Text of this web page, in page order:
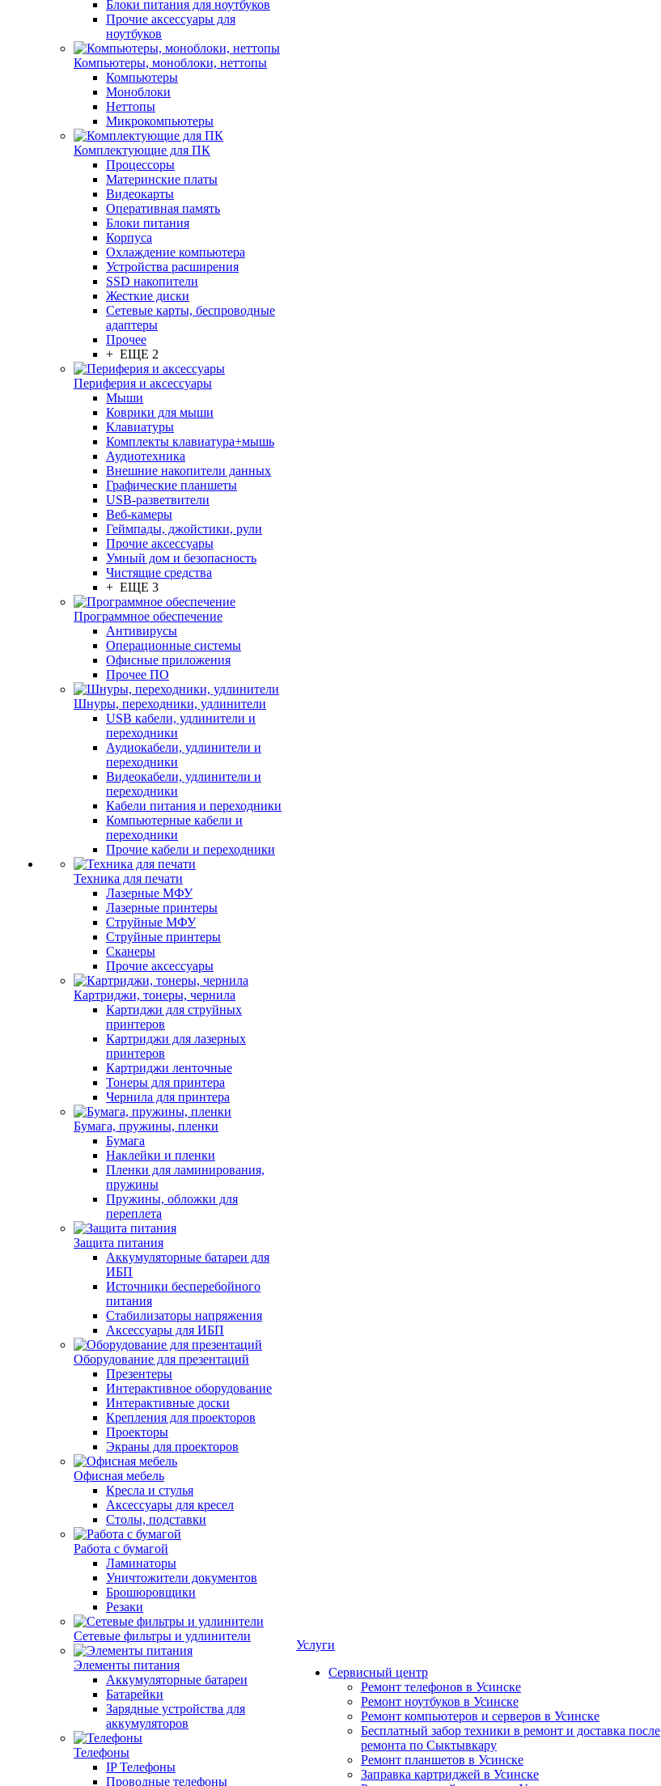
Блоки питания для ноутбуков
Прочие аксессуары для
ноутбуков
Компьютеры, моноблоки, неттопы
Компьютеры
Моноблоки
Неттопы
Микрокомпьютеры
Комплектующие для ПК
Процессоры
Материнские платы
Видеокарты
Оперативная память
Блоки питания
Корпуса
Охлаждение компьютера
Устройства расширения
SSD накопители
Жесткие диски
Сетевые карты, беспроводные
адаптеры
Прочее
+ ЕЩЕ 2
Периферия и аксессуары
Мыши
Коврики для мыши
Клавиатуры
Комплекты клавиатура+мышь
Аудиотехника
Внешние накопители данных
Графические планшеты
USB-разветвители
Веб-камеры
Геймпады, джойстики, рули
Прочие аксессуары
Умный дом и безопасность
Чистящие средства
+ ЕЩЕ 3
Программное обеспечение
Антивирусы
Операционные системы
Офисные приложения
Прочее ПО
Шнуры, переходники, удлинители
USB кабели, удлинители и
переходники
Аудиокабели, удлинители и
переходники
Видеокабели, удлинители и
переходники
Кабели питания и переходники
Компьютерные кабели и
переходники
Прочие кабели и переходники
Техника для печати
Лазерные МФУ
Лазерные принтеры
Струйные МФУ
Струйные принтеры
Сканеры
Прочие аксессуары
Картриджи, тонеры, чернила
Картиджи для струйных
принтеров
Картриджи для лазерных
принтеров
Картриджи ленточные
Тонеры для принтера
Чернила для принтера
Бумага, пружины, пленки
Бумага
Наклейки и пленки
Пленки для ламинирования,
пружины
Пружины, обложки для
переплета
Защита питания
Аккумуляторные батареи для
ИБП
Источники бесперебойного
питания
Стабилизаторы напряжения
Аксессуары для ИБП
Оборудование для презентаций
Презентеры
Интерактивное оборудование
Интерактивные доски
Крепления для проекторов
Проекторы
Экраны для проекторов
Офисная мебель
Кресла и стулья
Аксессуары для кресел
Столы, подставки
Работа с бумагой
Ламинаторы
Уничтожители документов
Брошюровщики
Резаки
Сетевые фильтры и удлинители
Элементы питания
Аккумуляторные батареи
Батарейки
Зарядные устройства для
аккумуляторов
Телефоны
IP Телефоны
Проводные телефоны
Услуги
Сервисный центр
Ремонт телефонов в Усинске
Ремонт ноутбуков в Усинске
Ремонт компьютеров и серверов в Усинске
Бесплатный забор техники в ремонт и доставка после
ремонта по Сыктывкару
Ремонт планшетов в Усинске
Заправка картриджей в Усинске